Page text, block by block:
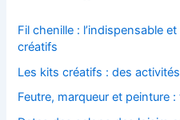
Fil chenille : l’indispensable
créatifs
Les kits créatifs : des
Feutre, marqueur et peinture